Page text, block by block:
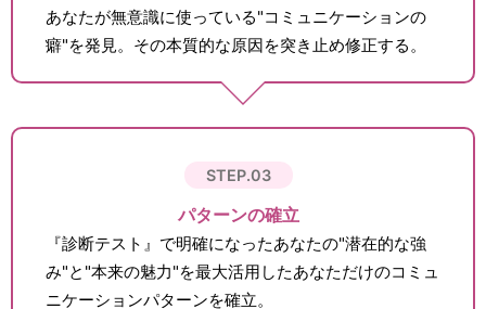
あなたが無意識に使っている"コミュニケーションの
癖"を発見。その本質的な原因を突き止め修正する。
STEP.03
パターンの確立
『診断テスト』で明確になったあなたの"潜在的な強
み"と"本来の魅力"を最大活用したあなただけのコミュ
ニケーションパターンを確立。